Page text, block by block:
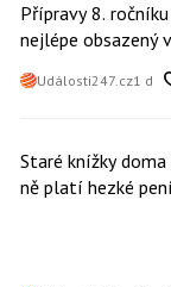
Přípravy 8.
nejlépe obsazený
Události247.cz1 d
Staré knížky
ně platí hezké